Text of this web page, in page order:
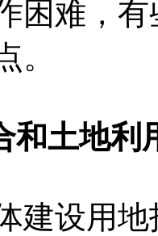
困难，
。
和土地利
建设用